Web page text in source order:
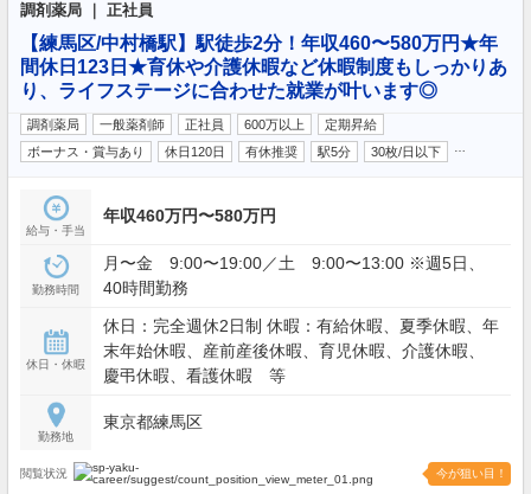
調剤薬局 ｜ 正社員
【練馬区/中村橋駅】駅徒歩2分！年収460〜580万円★年
間休日123日★育休や介護休暇など休暇制度もしっかりあ
り、ライフステージに合わせた就業が叶います◎
調剤薬局 一般薬剤師 正社員 600万以上
定期昇給
ボーナス・賞与あり
休日120日 有休推奨 駅5分 30枚/日以下
給与・手当
年収460万円〜580万円
勤務時間
月〜金 9:00〜19:00／土 9:00〜13:00 ※週5日、
40時間勤務
休日・休暇
休日：完全週休2日制 休暇：有給休暇、夏季休暇、年
末年始休暇、産前産後休暇、育児休暇、介護休暇、
慶弔休暇、看護休暇 等
勤務地
東京都練馬区
閲覧状況 今が狙い目！